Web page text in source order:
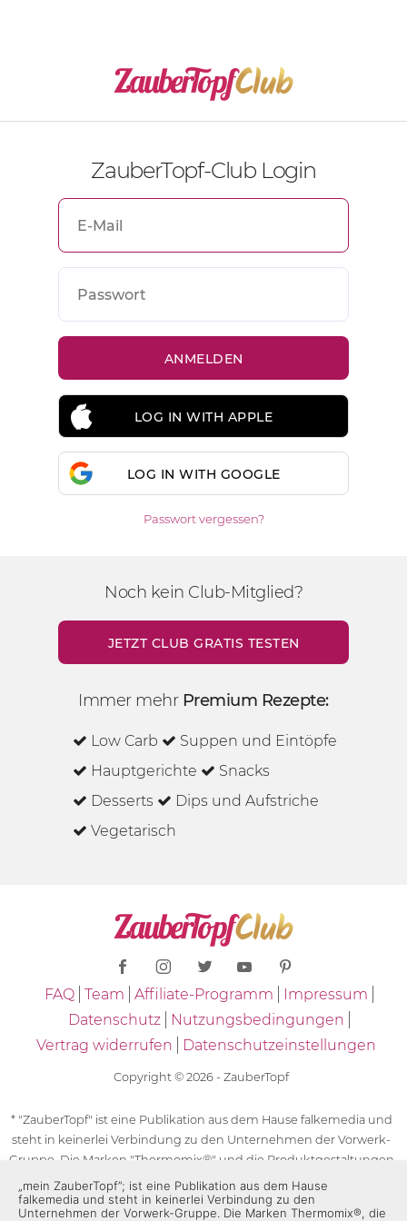
ZauberTopf-Club Login
LOG IN WITH APPLE
LOG IN WITH GOOGLE
Passwort vergessen?
Noch kein Club-Mitglied?
JETZT CLUB GRATIS TESTEN
Immer mehr Premium Rezepte:
Low Carb
Suppen und Eintöpfe
Hauptgerichte
Snacks
Desserts
Dips und Aufstriche
Vegetarisch
FAQ Team Affiliate-Programm
Impressum
Datenschutz
Nutzungsbedingungen
Vertrag widerrufen
Datenschutzeinstellungen
Copyright © 2026 - ZauberTopf
* "ZauberTopf" ist eine Publikation aus dem Hause falkemedia und
steht in keinerlei Verbindung zu den Unternehmen der Vorwerk-
Gruppe. Die Marken "Thermomix®" und die Produktgestaltungen
des "Thermomix®" sind eingetragene Marken der Unternehmen
der Vorwerk-Gruppe. Die Marken Thermomix®, die Zeichen TM5®,
„mein ZauberTopf”; ist eine Publikation aus dem Hause
falkemedia und steht in keinerlei Verbindung zu den
Unternehmen der Vorwerk-Gruppe. Die Marken Thermomix®, die